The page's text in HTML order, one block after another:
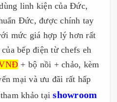
linh kiện của Đức,
Đức, được chính tay
mức giá hợp lý hơn rất
bếp điện từ chefs eh
+ bộ nồi + chảo, kèm
mại và ưu đãi rất hấp
khảo tạishowroom